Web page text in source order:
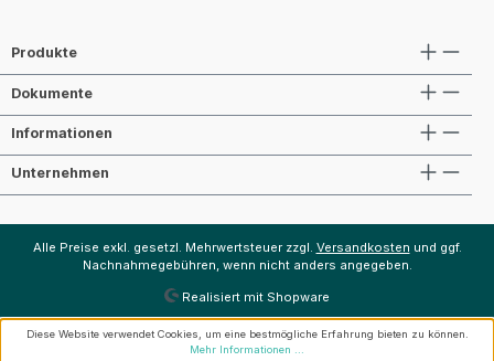
Produkte
Dokumente
Informationen
Unternehmen
Alle Preise exkl. gesetzl. Mehrwertsteuer zzgl. Versandkosten und ggf.
Nachnahmegebühren, wenn nicht anders angegeben.
Realisiert mit Shopware
Diese Website verwendet Cookies, um eine bestmögliche Erfahrung bieten zu können.
Mehr Informationen ...